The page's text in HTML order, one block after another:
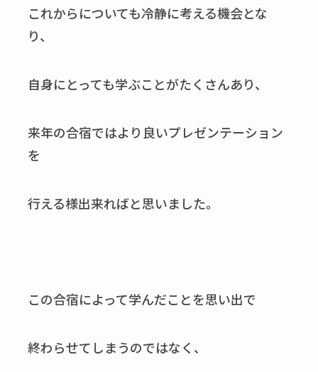
これからについても冷静に考える機会とな
り、
自身にとっても学ぶことがたくさんあり、
来年の合宿ではより良いプレゼンテーション
を
行える様出来ればと思いました。
この合宿によって学んだことを思い出で
終わらせてしまうのではなく、